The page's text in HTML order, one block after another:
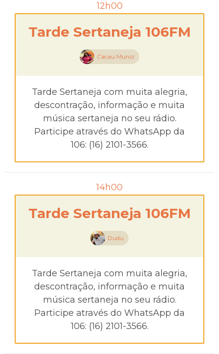
12h00
Tarde Sertaneja 106FM
Cacau Muniz
Tarde Sertaneja com muita alegria,
descontração, informação e muita
música sertaneja no seu rádio.
Participe através do WhatsApp da
106: (16) 2101-3566.
14h00
Tarde Sertaneja 106FM
Dudu
Tarde Sertaneja com muita alegria,
descontração, informação e muita
música sertaneja no seu rádio.
Participe através do WhatsApp da
106: (16) 2101-3566.